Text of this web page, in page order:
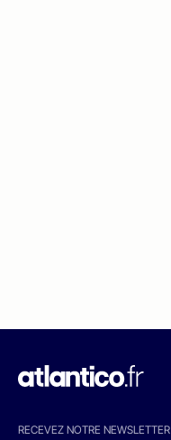
RECEVEZ NOTRE NEWSLETTER